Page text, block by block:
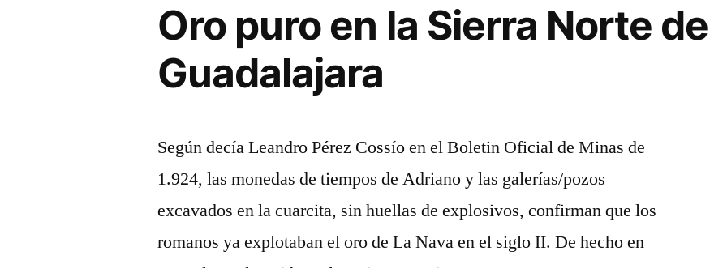
de
Guadalajara
(1.913)
Oro puro en la Sierra Norte de
Guadalajara
Según decía Leandro Pérez Cossío en el Boletin Oficial de Minas de
1.924, las monedas de tiempos de Adriano y las galerías/pozos
excavados en la cuarcita, sin huellas de explosivos, confirman que los
romanos ya explotaban el oro de La Nava en el siglo II. De hecho en